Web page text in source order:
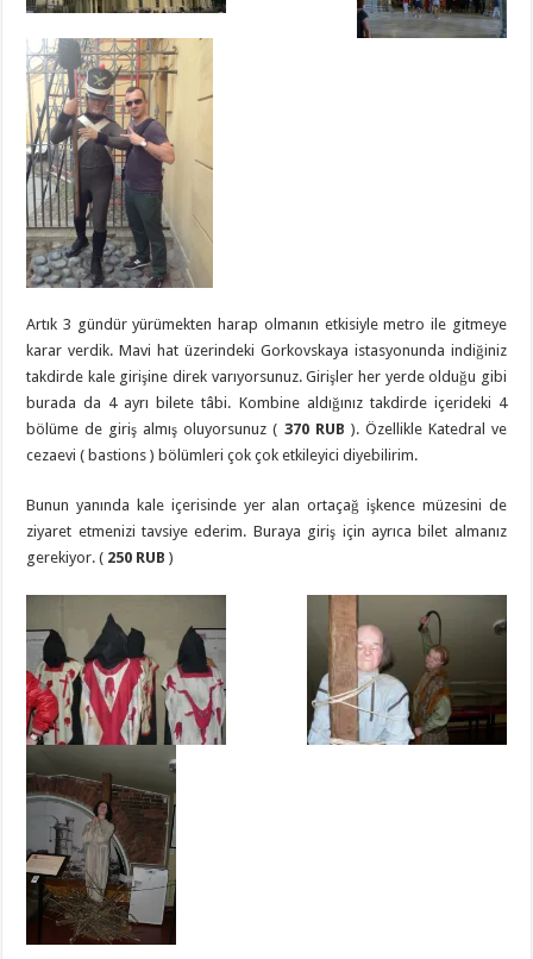
Artık 3 gündür yürümekten harap olmanın etkisiyle metro ile gitmeye
karar verdik. Mavi hat üzerindeki Gorkovskaya istasyonunda indiğiniz
takdirde kale girişine direk varıyorsunuz. Girişler her yerde olduğu gibi
burada da 4 ayrı bilete tâbi. Kombine aldığınız takdirde içerideki 4
bölüme de giriş almış oluyorsunuz ( 370 RUB ). Özellikle Katedral ve
cezaevi ( bastions ) bölümleri çok çok etkileyici diyebilirim.
Bunun yanında kale içerisinde yer alan ortaçağ işkence müzesini de
ziyaret etmenizi tavsiye ederim. Buraya giriş için ayrıca bilet almanız
gerekiyor. ( 250 RUB )